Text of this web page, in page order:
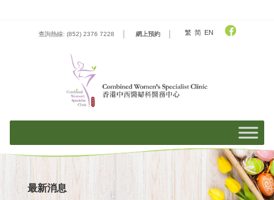
查詢熱線: (852) 2376 7228 網上預約 繁 简 EN
最新消息